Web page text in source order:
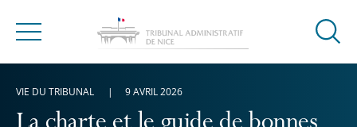
Menu
Ouvrir
VIE DU TRIBUNAL 9 AVRIL 2026